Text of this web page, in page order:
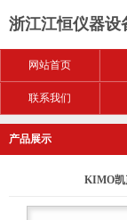
浙江江恒仪器设
网站首页
联系我们
产品展示
KIMO凯